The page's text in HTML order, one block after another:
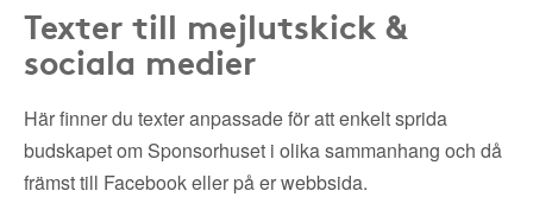
Texter till mejlutskick &
sociala medier
Här finner du texter anpassade för att enkelt sprida
budskapet om Sponsorhuset i olika sammanhang och då
främst till Facebook eller på er webbsida.